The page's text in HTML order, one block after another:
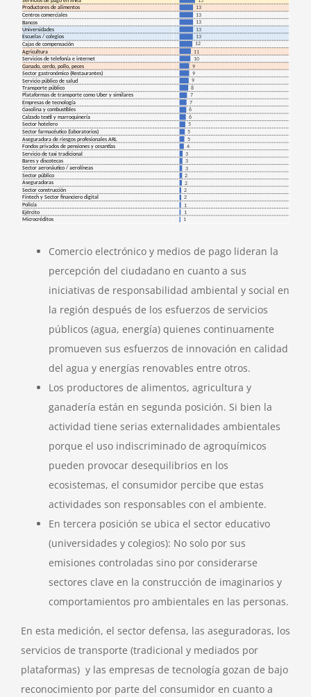
Comercio electrónico y medios de pago lideran la
percepción del ciudadano en cuanto a sus
iniciativas de responsabilidad ambiental y social en
la región después de los esfuerzos de servicios
públicos (agua, energía) quienes continuamente
promueven sus esfuerzos de innovación en calidad
del agua y energías renovables entre otros.
Los productores de alimentos, agricultura y
ganadería están en segunda posición. Si bien la
actividad tiene serias externalidades ambientales
porque el uso indiscriminado de agroquímicos
pueden provocar desequilibrios en los
ecosistemas, el consumidor percibe que estas
actividades son responsables con el ambiente.
En tercera posición se ubica el sector educativo
(universidades y colegios): No solo por sus
emisiones controladas sino por considerarse
sectores clave en la construcción de imaginarios y
comportamientos pro ambientales en las personas.
En esta medición, el sector defensa, las aseguradoras, los
servicios de transporte (tradicional y mediados por
plataformas) y las empresas de tecnología gozan de bajo
reconocimiento por parte del consumidor en cuanto a